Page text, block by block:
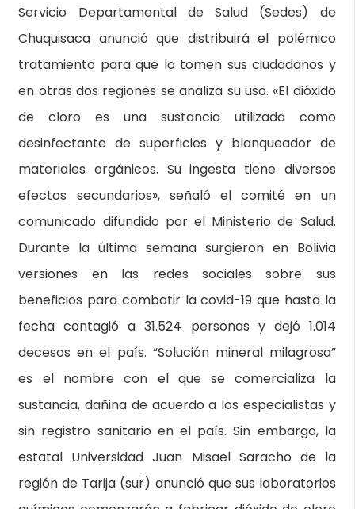
Servicio Departamental de Salud (Sedes) de
Chuquisaca anunció que distribuirá el polémico
tratamiento para que lo tomen sus ciudadanos y
en otras dos regiones se analiza su uso. «El dióxido
de cloro es una sustancia utilizada como
desinfectante de superficies y blanqueador de
materiales orgánicos. Su ingesta tiene diversos
efectos secundarios», señaló el comité en un
comunicado difundido por el Ministerio de Salud.
Durante la última semana surgieron en Bolivia
versiones en las redes sociales sobre sus
beneficios para combatir la covid-19 que hasta la
fecha contagió a 31.524 personas y dejó 1.014
decesos en el país. “Solución mineral milagrosa”
es el nombre con el que se comercializa la
sustancia, dañina de acuerdo a los especialistas y
sin registro sanitario en el país. Sin embargo, la
estatal Universidad Juan Misael Saracho de la
región de Tarija (sur) anunció que sus laboratorios